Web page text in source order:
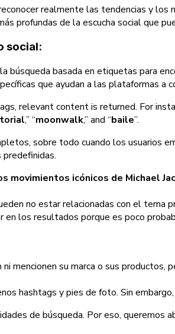
realmente las tendencias y
profundas de la escucha social que
social:
búsqueda basada en etiquetas para
que ayudan a las plataformas a
relevant content is returned. For
,” “moonwalk,” and “baile”.
sobre todo cuando los usuarios
movimientos icónicos de Michael
no estar relacionadas con el tema
en los resultados porque es poco
mencionen su marca o sus
hashtags y pies de foto. Sin
de búsqueda. Por eso, queremos